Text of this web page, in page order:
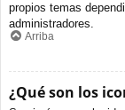
propios temas
administradores.
Arriba
¿Qué son los